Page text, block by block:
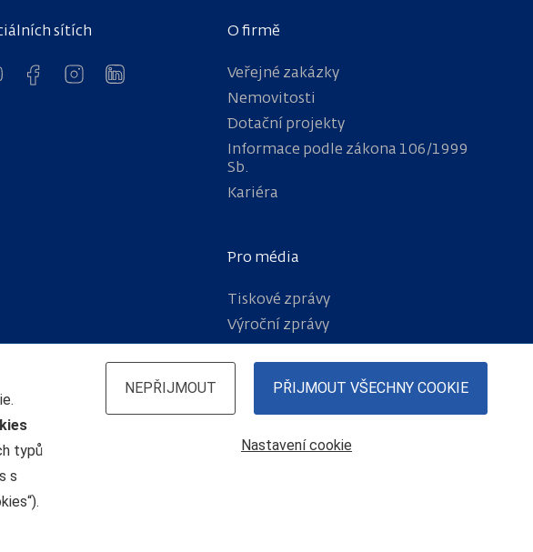
sítích O firmě
Veřejné zakázky
Nemovitosti
Dotační projekty
Informace podle zákona 106/1999
Sb.
Kariéra
Pro média
Tiskové zprávy
Výroční zprávy
typů
s
PŘIJMOUT VŠECHNY COOKIE
NEPŘIJMOUT
Nastavení cookie